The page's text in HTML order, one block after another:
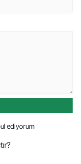
ediyorum